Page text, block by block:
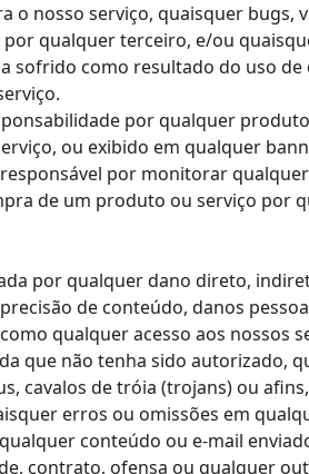
nosso serviço, quaisquer bugs,
qualquer terceiro, e/ou
como resultado do uso
por qualquer
ou exibido em qualquer
por monitorar
de um produto ou serviço por
por qualquer dano direto,
de conteúdo, danos
qualquer acesso aos nossos
que não tenha sido autorizado,
cavalos de tróia (trojans) ou
erros ou omissões em
conteúdo ou e-mail
contrato, ofensa ou qualquer